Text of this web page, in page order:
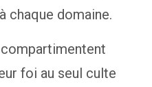
chaque domaine.
foi au seul culte